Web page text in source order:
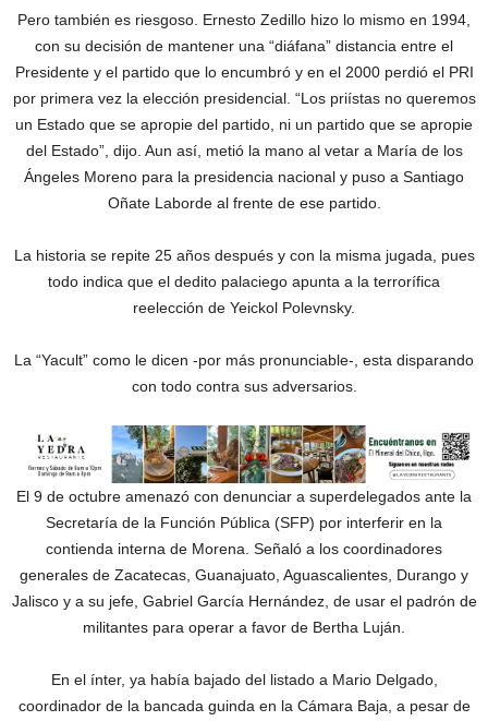
Pero también es riesgoso. Ernesto Zedillo hizo lo mismo en 1994,
con su decisión de mantener una “diáfana” distancia entre el
Presidente y el partido que lo encumbró y en el 2000 perdió el PRI
por primera vez la elección presidencial. “Los priístas no queremos
un Estado que se apropie del partido, ni un partido que se apropie
del Estado”, dijo. Aun así, metió la mano al vetar a María de los
Ángeles Moreno para la presidencia nacional y puso a Santiago
Oñate Laborde al frente de ese partido.
La historia se repite 25 años después y con la misma jugada, pues
todo indica que el dedito palaciego apunta a la terrorífica
reelección de Yeickol Polevnsky.
La “Yacult” como le dicen -por más pronunciable-, esta disparando
con todo contra sus adversarios.
El 9 de octubre amenazó con denunciar a superdelegados ante la
Secretaría de la Función Pública (SFP) por interferir en la
contienda interna de Morena. Señaló a los coordinadores
generales de Zacatecas, Guanajuato, Aguascalientes, Durango y
Jalisco y a su jefe, Gabriel García Hernández, de usar el padrón de
militantes para operar a favor de Bertha Luján.
En el ínter, ya había bajado del listado a Mario Delgado,
coordinador de la bancada guinda en la Cámara Baja, a pesar de